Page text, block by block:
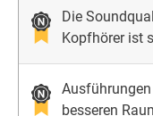
Die
Kopfhörer ist
besseren